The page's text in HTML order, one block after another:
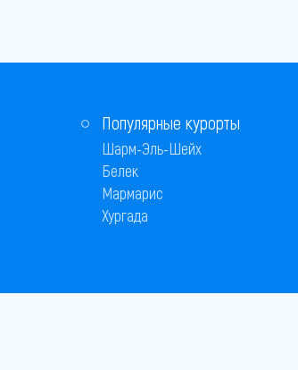
Популярные курорты
Шарм-Эль-Шейх
Белек
Мармарис
Хургада